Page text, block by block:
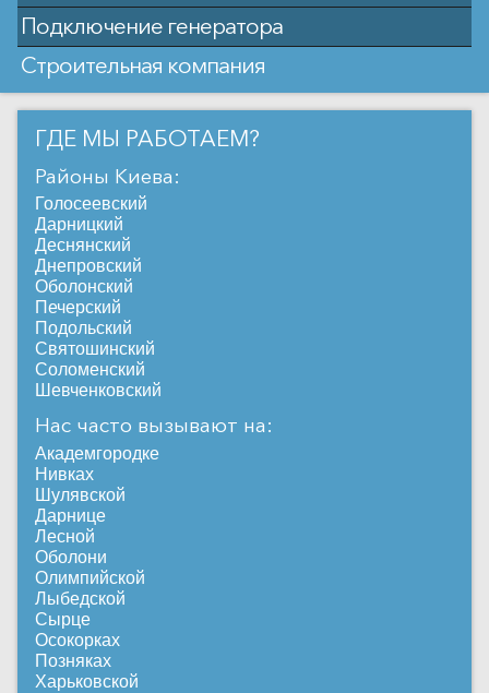
Подключение генератора
Строительная компания
ГДЕ МЫ РАБОТАЕМ?
Районы Киева:
Голосеевский
Дарницкий
Деснянский
Днепровский
Оболонский
Печерский
Подольский
Святошинский
Соломенский
Шевченковский
Нас часто вызывают на:
Академгородке
Нивках
Шулявской
Дарнице
Лесной
Оболони
Олимпийской
Лыбедской
Сырце
Осокорках
Позняках
Харьковской